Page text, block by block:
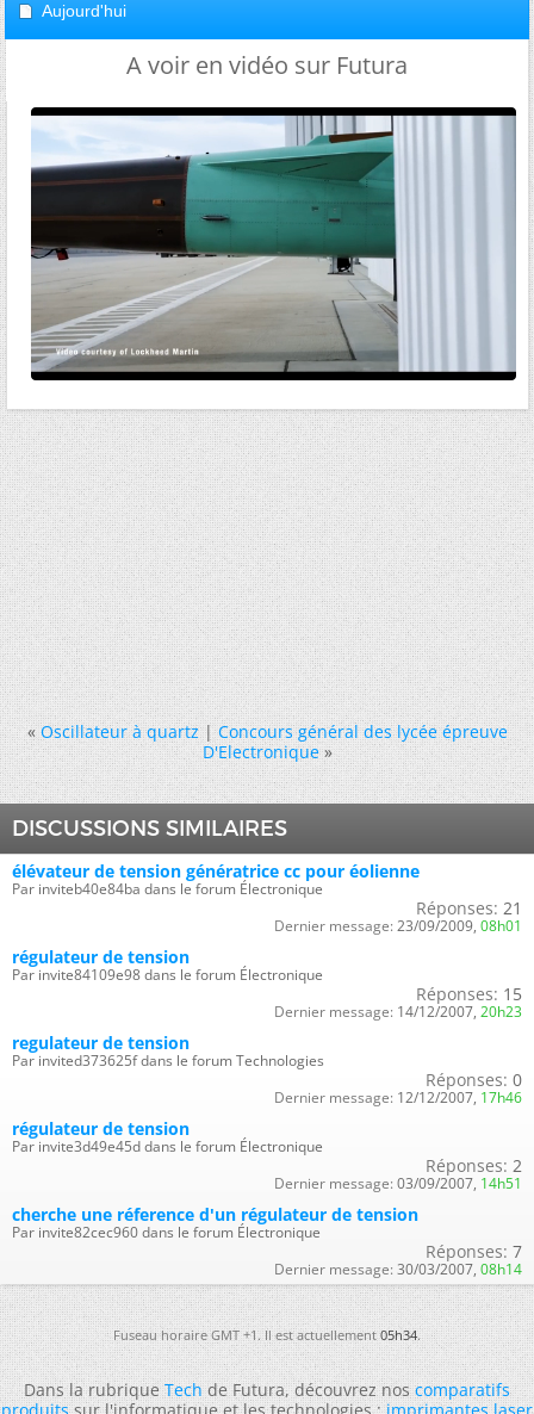
Aujourd'hui
A voir en vidéo sur Futura
« Oscillateur à quartz|Concours général des lycée épreuve
D'Electronique »
DISCUSSIONS SIMILAIRES
élévateur de tension génératrice cc pour éolienne
Par inviteb40e84ba dans le forum Électronique
Réponses: 21
Dernier message: 23/09/2009, 08h01
régulateur de tension
Par invite84109e98 dans le forum Électronique
Réponses: 15
Dernier message: 14/12/2007, 20h23
regulateur de tension
Par invited373625f dans le forum Technologies
Réponses: 0
Dernier message: 12/12/2007, 17h46
régulateur de tension
Par invite3d49e45d dans le forum Électronique
Réponses: 2
Dernier message: 03/09/2007, 14h51
cherche une réference d'un régulateur de tension
Par invite82cec960 dans le forum Électronique
Réponses: 7
Dernier message: 30/03/2007, 08h14
Fuseau horaire GMT +1. Il est actuellement05h34.
Dans la rubriqueTechde Futura, découvrez noscomparatifs